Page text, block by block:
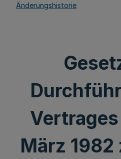
Änderungshistorie
März